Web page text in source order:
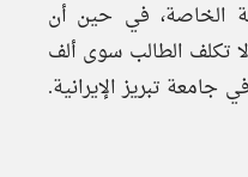
الخاصة، في حين أن
تكلف الطالب سوى ألف
جامعة تبريز الإيرانية.